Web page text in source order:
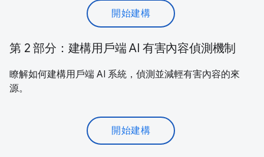
開始建構
第 2 部分：建構用戶端 AI 有害內容偵測機制
瞭解如何建構用戶端 AI 系統，偵測並減輕有害內容的來
源。
開始建構